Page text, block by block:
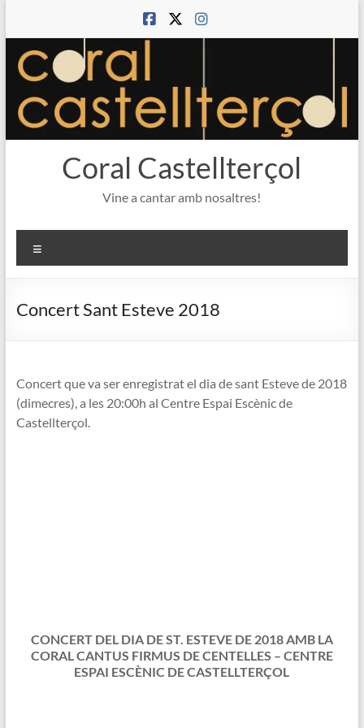
content
Coral Castellterçol
Vine a cantar amb nosaltres!
Concert Sant Esteve 2018
Concert que va ser enregistrat el dia de sant Esteve de 2018
(dimecres), a les 20:00h al Centre Espai Escènic de
Castellterçol.
CONCERT DEL DIA DE ST. ESTEVE DE 2018 AMB LA
CORAL CANTUS FIRMUS DE CENTELLES – CENTRE
ESPAI ESCÈNIC DE CASTELLTERÇOL